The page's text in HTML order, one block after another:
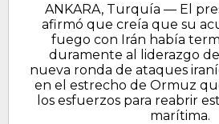
ANKARA, Turquía — El
afirmó que creía que su
fuego con Irán había
duramente al liderazgo
nueva ronda de ataques
en el estrecho de Ormuz
los esfuerzos para reabrir
marítima.